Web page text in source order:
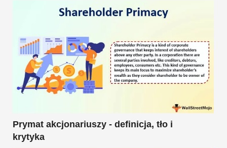
Prymat akcjonariuszy - definicja, tło i
krytyka